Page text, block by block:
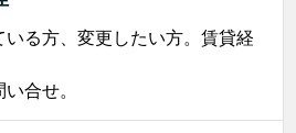
る方、変更したい方。賃貸経
合せ。